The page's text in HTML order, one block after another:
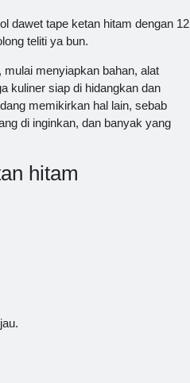
dawet tape ketan hitam dengan 12
teliti ya bun.
menyiapkan bahan, alat
kuliner siap di hidangkan dan
memikirkan hal lain, sebab
di inginkan, dan banyak yang
hitam